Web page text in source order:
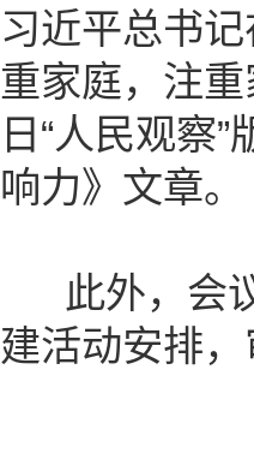
习近平总书
重家庭，注
日“人民观察
响力》文章。
此外，会议
建活动安排